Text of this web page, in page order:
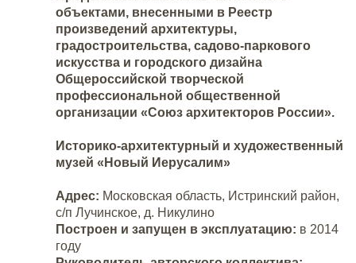
объектами, внесенными в Реестр
произведений архитектуры,
градостроительства, садово-паркового
искусства и городского дизайна
Общероссийской творческой
профессиональной общественной
организации «Союз архитекторов России».
Историко-архитектурный и художественный
музей «Новый Иерусалим»
Адрес: Московская область, Истринский район,
с/п Лучинское, д. Никулино
Построен и запущен в эксплуатацию: в 2014
году